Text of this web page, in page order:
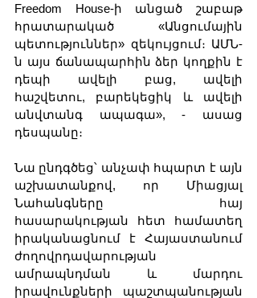
Freedom House-ի անցած շաբաթ
հրատարակած «Անցումային
պետություններ» զեկույցում։ ԱՄՆ-
ն այս ճանապարհին ձեր կողքին է
դեպի ավելի բաց, ավելի
հաշվետու, բարեկեցիկ և ավելի
անվտանգ ապագա», - ասաց
դեսպանը։
Նա ընդգծեց՝ անչափ հպարտ է այն
աշխատանքով, որ Միացյալ
Նահանգները հայ
հասարակության հետ համատեղ
իրականացնում է Հայաստանում
ժողովրդավարության
ամրապնդման և մարդու
իրավունքների պաշտպանության